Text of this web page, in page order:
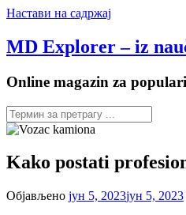
Настави на садржај
MD Explorer – iz
Online magazin za
Kako postati
Објављено јун 5, 2023јун 5, 2023